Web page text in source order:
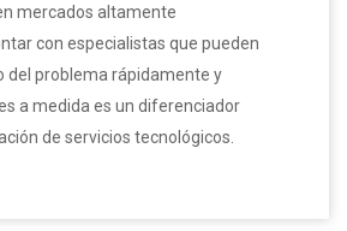
mercados altamente
con especialistas que pueden
del problema rápidamente y
a medida es un diferenciador
de servicios tecnológicos.